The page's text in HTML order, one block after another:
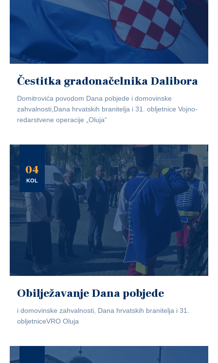
Čestitka gradonačelnika Dalibora
Domitrovića povodom Dana pobjede i domovinske
zahvalnosti,Dana hrvatskih branitelja i 31. obljetnice Vojno-
redarstvene operacije „Oluja“
04
KOL
Obilježavanje Dana pobjede
i domovinske zahvalnosti, Dana hrvatskih branitelja i 31.
obljetniceVRO Oluja